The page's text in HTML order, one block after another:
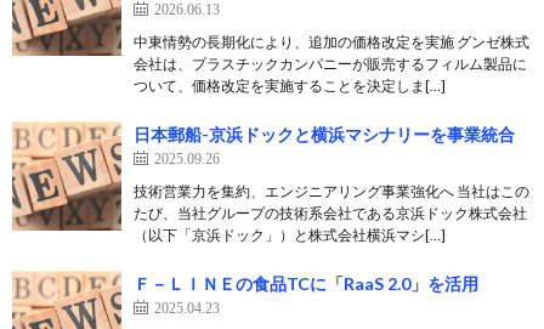
2026.06.13
中東情勢の長期化により、追加の価格改定を実施 グンゼ株式
会社は、プラスチックカンパニーが販売するフィルム製品に
ついて、価格改定を実施することを決定しま[…]
日本郵船-京浜ドックと横浜マシナリーを事業統合
2025.09.26
技術営業力を集約、エンジニアリング事業強化へ 当社はこの
たび、当社グループの技術系会社である京浜ドック株式会社
（以下「京浜ドック」）と株式会社横浜マシ[…]
Ｆ－ＬＩＮＥの食品TCに「RaaS 2.0」を活用
2025.04.23